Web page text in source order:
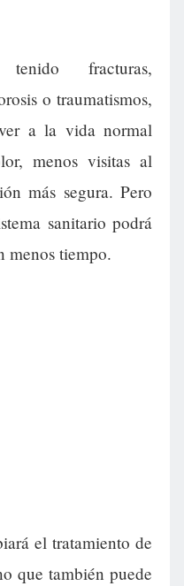
fracturas,
o traumatismos,
a la vida normal
menos visitas al
más segura. Pero
sanitario podrá
menos tiempo.
el tratamiento de
que también puede